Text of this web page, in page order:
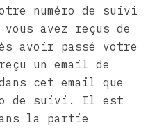
numéro de suivi
avez reçus de
avoir passé votre
un email de
cet email que
de suivi. Il est
la partie